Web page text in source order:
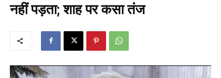
नहीं पड़ता; शाह पर कसा तंज